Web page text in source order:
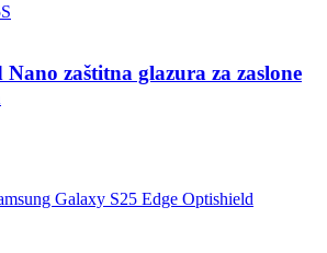
zaštitna glazura za zaslone